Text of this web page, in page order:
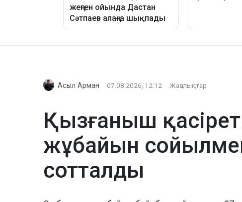
Асыл Арман 07.08.2026, 12:12 Жаңалықтар
Қызғаныш
жұбайын
сотталды